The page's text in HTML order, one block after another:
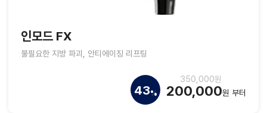
인모드 FX
불필요한 지방 파괴, 안티에이징 리프팅
43%
350,000원
200,000원 부터